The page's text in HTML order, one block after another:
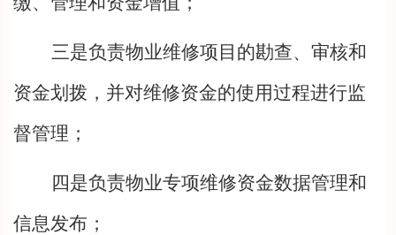
三是负责物业维修项目的勘查、审核和
资金划拨，并对维修资金的使用过程进行监
督管理；
四是负责物业专项维修资金数据管理和
信息发布；